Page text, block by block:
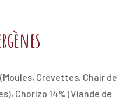
Crevettes, Chair de
Chorizo 14% (Viande de